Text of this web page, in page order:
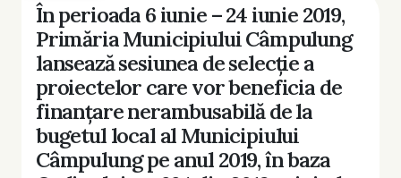
În perioada 6 iunie – 24 iunie 2019,
Primăria Municipiului Câmpulung
lansează sesiunea de selecție a
proiectelor care vor beneficia de
finanțare nerambusabilă de la
bugetul local al Municipiului
Câmpulung pe anul 2019, în baza